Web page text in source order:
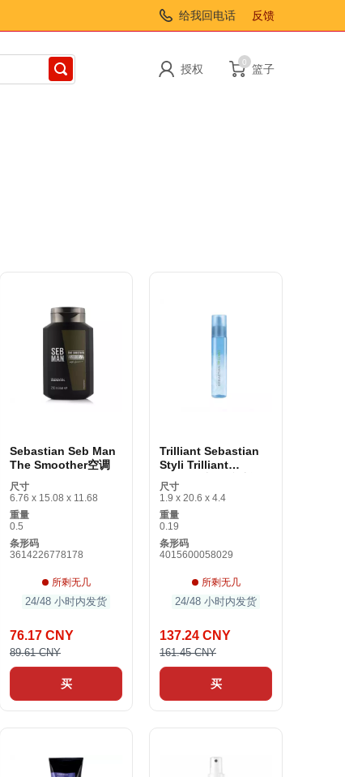
给我回电话 反馈
授权
0
篮子
Sebastian Seb Man
The Smoother空调
尺寸
6.76 x 15.08 x 11.68
重量
0.5
条形码
3614226778178
所剩无几
24/48 小时内发货
76.17 CNY
89.61 CNY
买
Trilliant Sebastian
Styli Trilliant
Thermal颜色防护设备
尺寸
1.9 x 20.6 x 4.4
重量
0.19
条形码
4015600058029
所剩无几
24/48 小时内发货
137.24 CNY
161.45 CNY
买